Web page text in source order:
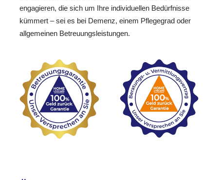
engagieren, die sich um Ihre individuellen Bedürfnisse
kümmert – sei es bei Demenz, einem Pflegegrad oder
allgemeinen Betreuungsleistungen.